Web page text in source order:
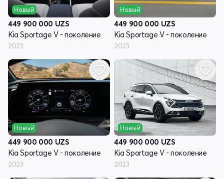
Новый
449 900 000 UZS
Kia Sportage V - поколение
2023
Новый
449 900 000 UZS
Kia Sportage V - поколение
2023
Новый
449 900 000 UZS
Kia Sportage V - поколение
2023
Новый
449 900 000 UZS
Kia Sportage V - поколение
2023